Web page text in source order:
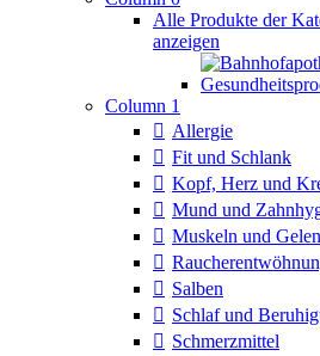
Alle Produkte der
anzeigen
Column 1
Allergie
Fit und Schlank
Kopf, Herz und
Mund und
Muskeln und
Salben
Schlaf und
Schmerzmittel